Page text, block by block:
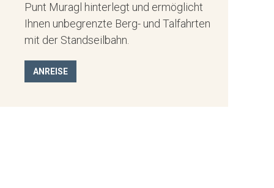
Punt Muragl hinterlegt und ermöglicht
Ihnen unbegrenzte Berg- und Talfahrten
mit der Standseilbahn.
ANREISE